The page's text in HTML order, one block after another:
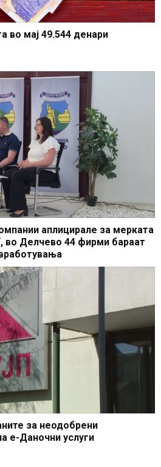
во мај 49.544 денари
аплицирале за мерката
во Делчево 44 фирми бараат
за неодобрени
е-Даночни услуги